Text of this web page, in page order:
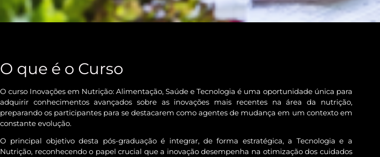
O que é o Curso
O curso Inovações em Nutrição: Alimentação, Saúde e Tecnologia é uma oportunidade única para
adquirir conhecimentos avançados sobre as inovações mais recentes na área da nutrição,
preparando os participantes para se destacarem como agentes de mudança em um contexto em
constante evolução.
O principal objetivo desta pós-graduação é integrar, de forma estratégica, a Tecnologia e a
Nutrição, reconhecendo o papel crucial que a inovação desempenha na otimização dos cuidados